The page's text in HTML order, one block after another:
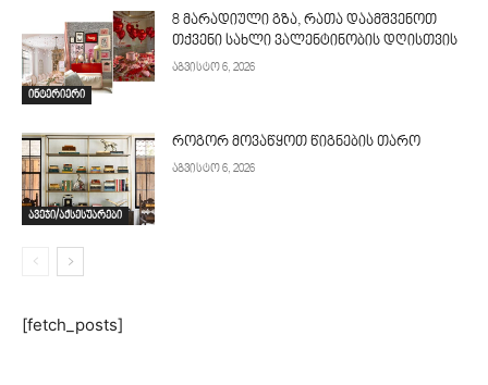
ინტერიერი
8 მარადიული გზა, რათა დაამშვენოთ
თქვენი სახლი ვალენტინობის დღისთვის
აგვისტო 6, 2026
ავეჯი/აქსესუარები
როგორ მოვაწყოთ წიგნების თარო
აგვისტო 6, 2026
[fetch_posts]